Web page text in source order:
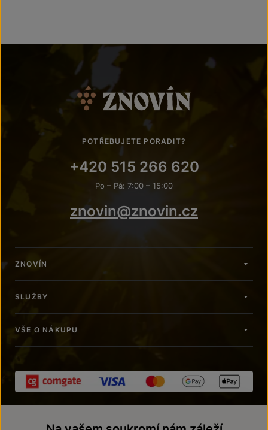
POTŘEBUJETE PORADIT?
+420 515 266 620
Po – Pá: 7:00 – 15:00
znovin@znovin.cz
ZNOVÍN
SLUŽBY
VŠE O NÁKUPU